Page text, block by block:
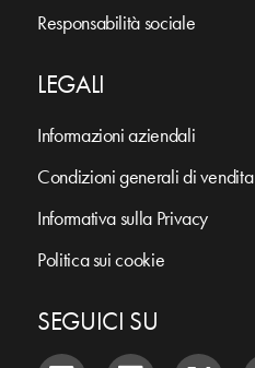
Responsabilità sociale
LEGALI
Informazioni aziendali
Condizioni generali di vendita
Informativa sulla Privacy
Politica sui cookie
SEGUICI SU